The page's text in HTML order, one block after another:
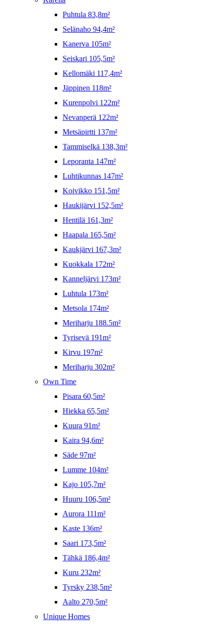
Puhtula 83,8m²
Selänaho 94,4m²
Kanerva 105m²
Seiskari 105,5m²
Kellomäki 117,4m²
Jäppinen 118m²
Kurenpolvi 122m²
Nevanperä 122m²
Metsäpirtti 137m²
Tammiselkä 138,3m²
Leporanta 147m²
Luhtikunnas 147m²
Koivikko 151,5m²
Haukijärvi 152,5m²
Hentilä 161,3m²
Haapala 165,5m²
Kaukjärvi 167,3m²
Kuokkala 172m²
Kanneljärvi 173m²
Luhtula 173m²
Metsola 174m²
Meriharju 188.5m²
Tyrisevä 191m²
Kirvu 197m²
Meriharju 302m²
Own Time
Pisara 60,5m²
Hiekka 65,5m²
Kuura 91m²
Kaira 94,6m²
Säde 97m²
Lumme 104m²
Kajo 105,7m²
Huuru 106,5m²
Aurora 111m²
Kaste 136m²
Saari 173,5m²
Tähkä 186,4m²
Kuru 232m²
Tyrsky 238,5m²
Aalto 270,5m²
Unique Homes